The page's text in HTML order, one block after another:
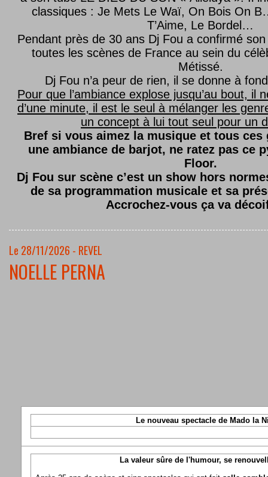
classiques : Je Mets Le Waï, On Bois On
T’Aime, Le Bordel…
Pendant près de 30 ans Dj Fou a confirmé son
toutes les scènes de France au sein du
Métissé.
Dj Fou n’a peur de rien, il se donne à
Pour que l’ambiance explose jusqu’au bout, il
d’une minute, il est le seul à mélanger les
un concept à lui tout seul pour un
Bref si vous aimez la musique et tous ces
une ambiance de barjot, ne ratez pas ce
Floor.
Dj Fou sur scène c’est un show hors
de sa programmation musicale et sa
Accrochez-vous ça va
Le 28/11/2026 - REVEL
NOELLE PERNA
Le nouveau spectacle de Mado la
La valeur sûre de l'humour, se